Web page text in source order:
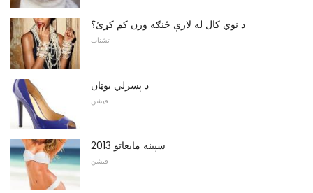
د نوي کال له لارې څنګه وزن کم کړئ؟
تشناب
د پسرلي بوټان
فیشن
سپینه مایعاتو 2013
فیشن